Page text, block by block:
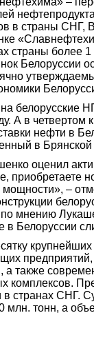
в страны СНГ,
страны более
Белоруссии
белорусские
А в четвертом
нефти в
в Брянской
оценил
приобретаете
–
мнению
в Белоруссии
а также
комплексов.
в странах СНГ.
тонн, а